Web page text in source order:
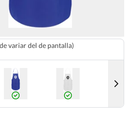
variar del de pantalla)